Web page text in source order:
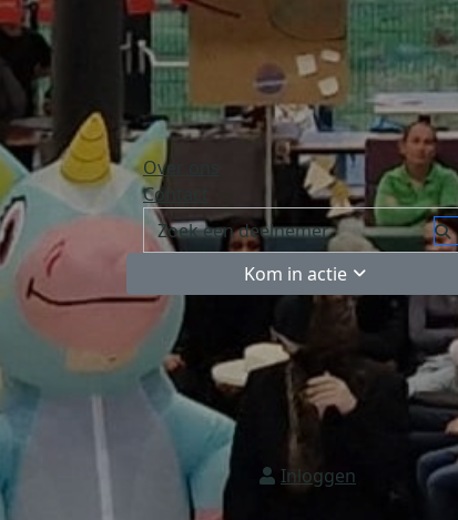
Over ons
Contact
Kom in actie
Inloggen